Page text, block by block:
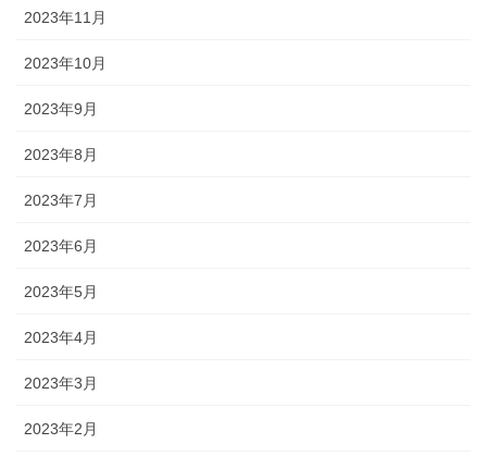
2023年11月
2023年10月
2023年9月
2023年8月
2023年7月
2023年6月
2023年5月
2023年4月
2023年3月
2023年2月